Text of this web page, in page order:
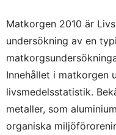
Matkorgen 2010 är
undersökning av en
Innehållet i matkorgen
livsmedelsstatistik.
metaller, som
organiska